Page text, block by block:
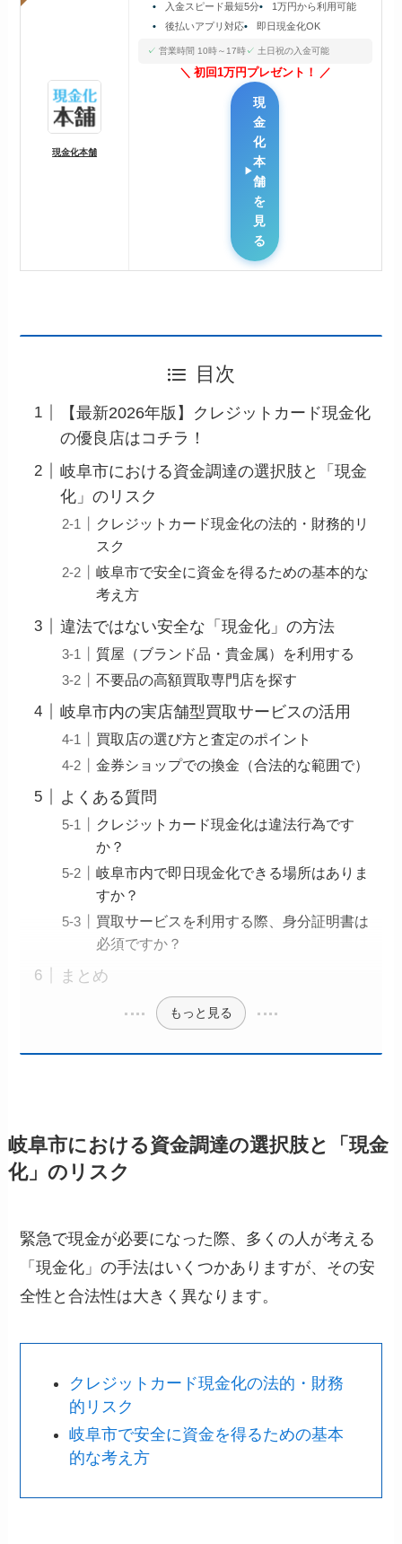
現金化本舗
入金スピード最短5分
1万円から利用可能
後払いアプリ対応
即日現金化OK
営業時間 10時～17時 土日祝の入金可能
初回1万円プレゼント！
現
金
化
本
舗
を
見
る
目次
【最新2026年版】クレジットカード現金化
の優良店はコチラ！
岐阜市における資金調達の選択肢と「現金
化」のリスク
クレジットカード現金化の法的・財務的リ
スク
岐阜市で安全に資金を得るための基本的な
考え方
違法ではない安全な「現金化」の方法
質屋（ブランド品・貴金属）を利用する
不要品の高額買取専門店を探す
岐阜市内の実店舗型買取サービスの活用
買取店の選び方と査定のポイント
金券ショップでの換金（合法的な範囲で）
よくある質問
クレジットカード現金化は違法行為です
か？
岐阜市内で即日現金化できる場所はありま
すか？
買取サービスを利用する際、身分証明書は
必須ですか？
まとめ
もっと見る
岐阜市における資金調達の選択肢と「現金
化」のリスク
緊急で現金が必要になった際、多くの人が考える
「現金化」の手法はいくつかありますが、その安
全性と合法性は大きく異なります。
クレジットカード現金化の法的・財務
的リスク
岐阜市で安全に資金を得るための基本
的な考え方